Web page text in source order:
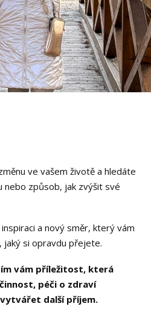
ve vašem životě a hledáte
nebo způsob, jak zvýšit své
a nový směr, který vám
jaký si opravdu přejete.
vám příležitost, která
péči o zdraví
další příjem.